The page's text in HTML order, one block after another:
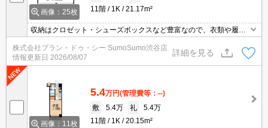
画像：25枚
11階
1K 21.17m²
収納はクロゼット・シューズボックスなど豊富なので、衣類や履き
物の整理がしやすく便利です。共用部には宅配ボックスが付いてい
るため、好きなタイミングで荷物を受け取ることができます。セキ
ュリティ面は、TVインターホン・オートロックなど充実しているの
で、防犯対策もばっちりです。マンションタイプのお部屋です。
株式会社プラン・ドゥ・シー SumoSumo渋谷店
情報更新日 2026/08/07
詳細を見る
画像：11枚
5.4万円(管理費等：--)
敷
5.4万 礼
5.4万
11階
1K 20.15m²